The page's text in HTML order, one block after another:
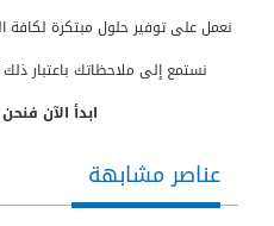
نعمل على توفير حلول مبتكرة لكافة
نستمع إلى ملاحظاتك باعتبار
ابدأ الآن
عناصر مشابهة